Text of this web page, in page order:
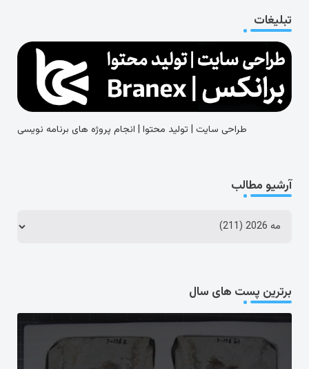
تبلیغات
طراحی سایت | تولید محتوا | انجام پروژه های برنامه نویسی
آرشیو مطالب
برترین پست های سال